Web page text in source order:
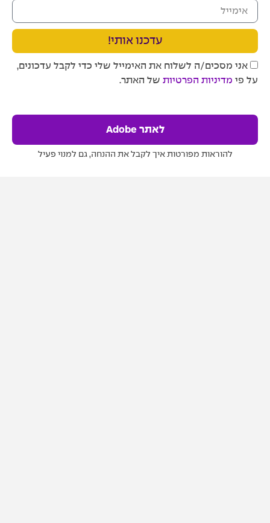
אני מסכים/ה לשלוח את האימייל שלי כדי לקבל עדכונים,
על פי מדיניות הפרטיות של האתר.
עדכנו אותי!
לאתר Adobe
להוראות מפורטות איך לקבל את ההנחה, גם למנוי פעיל